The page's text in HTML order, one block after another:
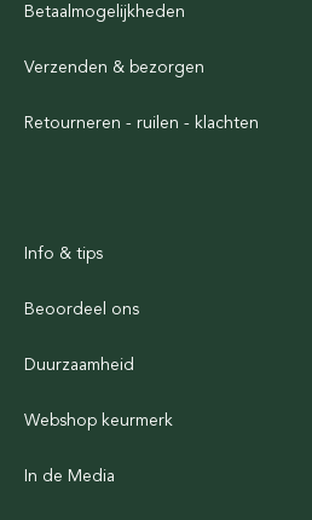
Betaalmogelijkheden
Verzenden & bezorgen
Retourneren - ruilen - klachten
Info & tips
Beoordeel ons
Duurzaamheid
Webshop keurmerk
In de Media